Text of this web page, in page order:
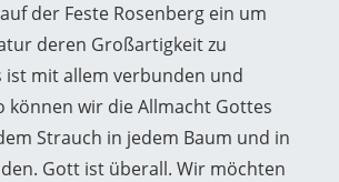
der Feste Rosenberg ein um
deren Großartigkeit zu
ist mit allem verbunden und
können wir die Allmacht Gottes
Strauch in jedem Baum und in
Gott ist überall. Wir möchten